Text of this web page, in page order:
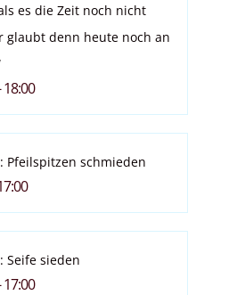
es die Zeit noch nicht
glaubt denn heute noch an
18:00
Pfeilspitzen schmieden
Seife sieden
17:00